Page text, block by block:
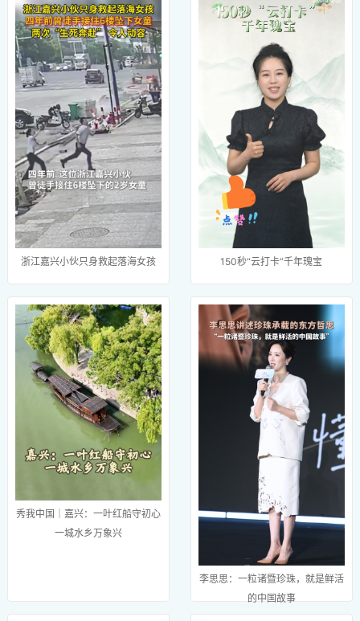
浙江嘉兴小伙只身救起落海女孩 150秒“云打卡”千年瑰宝
秀我中国｜嘉兴：一叶红船守初心
一城水乡万象兴
李思思：一粒诸暨珍珠，就是鲜活
的中国故事